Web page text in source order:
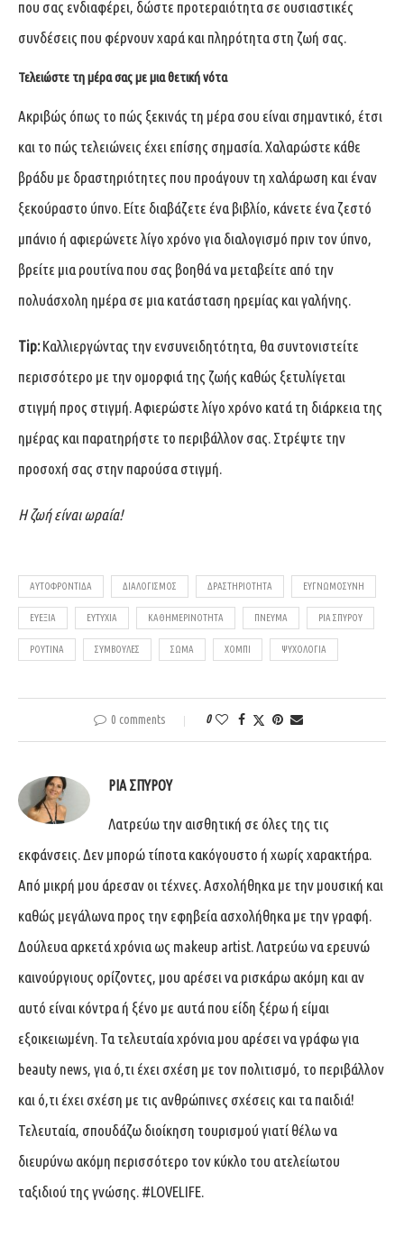
που σας ενδιαφέρει, δώστε προτεραιότητα σε ουσιαστικές
συνδέσεις που φέρνουν χαρά και πληρότητα στη ζωή σας.
Τελειώστε τη μέρα σας με μια θετική νότα
Ακριβώς όπως το πώς ξεκινάς τη μέρα σου είναι σημαντικό, έτσι
και το πώς τελειώνεις έχει επίσης σημασία. Χαλαρώστε κάθε
βράδυ με δραστηριότητες που προάγουν τη χαλάρωση και έναν
ξεκούραστο ύπνο. Είτε διαβάζετε ένα βιβλίο, κάνετε ένα ζεστό
μπάνιο ή αφιερώνετε λίγο χρόνο για διαλογισμό πριν τον ύπνο,
βρείτε μια ρουτίνα που σας βοηθά να μεταβείτε από την
πολυάσχολη ημέρα σε μια κατάσταση ηρεμίας και γαλήνης.
Tip:Καλλιεργώντας την ενσυνειδητότητα, θα συντονιστείτε
περισσότερο με την ομορφιά της ζωής καθώς ξετυλίγεται
στιγμή προς στιγμή. Αφιερώστε λίγο χρόνο κατά τη διάρκεια της
ημέρας και παρατηρήστε το περιβάλλον σας. Στρέψτε την
προσοχή σας στην παρούσα στιγμή.
Η ζωή είναι ωραία!
ΑΥΤΟΦΡΟΝΤΊΔΑ ΔΙΑΛΟΓΙΣΜΌΣ ΔΡΑΣΤΗΡΙΌΤΗΤΑ ΕΥΓΝΩΜΟΣΎΝΗ
ΕΥΕΞΊΑ ΕΥΤΥΧΊΑ ΚΑΘΗΜΕΡΙΝΌΤΗΤΑ ΠΝΕΎΜΑ ΡΊΑ ΣΠΎΡΟΥ
ΡΟΥΤΊΝΑ ΣΥΜΒΟΥΛΈΣ ΣΏΜΑ ΧΌΜΠΙ ΨΥΧΟΛΟΓΊΑ
0 comments 0
ΡΊΑ ΣΠΎΡΟΥ
Λατρεύω την αισθητική σε όλες της τις
εκφάνσεις. Δεν μπορώ τίποτα κακόγουστο ή χωρίς χαρακτήρα.
Από μικρή μου άρεσαν οι τέχνες. Ασχολήθηκα με την μουσική και
καθώς μεγάλωνα προς την εφηβεία ασχολήθηκα με την γραφή.
Δούλευα αρκετά χρόνια ως makeup artist. Λατρεύω να ερευνώ
καινούργιους ορίζοντες, μου αρέσει να ρισκάρω ακόμη και αν
αυτό είναι κόντρα ή ξένο με αυτά που είδη ξέρω ή είμαι
εξοικειωμένη. Τα τελευταία χρόνια μου αρέσει να γράφω για
beauty news, για ό,τι έχει σχέση με τον πολιτισμό, το περιβάλλον
και ό,τι έχει σχέση με τις ανθρώπινες σχέσεις και τα παιδιά!
Τελευταία, σπουδάζω διοίκηση τουρισμού γιατί θέλω να
διευρύνω ακόμη περισσότερο τον κύκλο του ατελείωτου
ταξιδιού της γνώσης. #LOVELIFE.